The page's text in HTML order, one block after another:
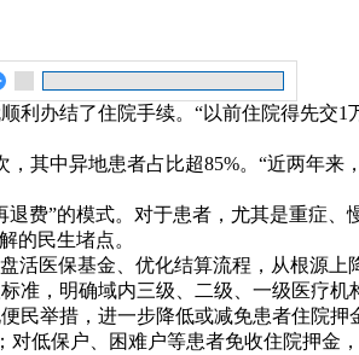
利办结了住院手续。“以前住院得先交
其中异地患者占比超85%。“近两年来
费”的模式。对于患者，尤其是重症
的民生堵点。
活医保基金、优化结算流程，从根源
，明确域内三级、二级、一级医疗机
民举措，进一步降低或减免患者住院
低保户、困难户等患者免收住院押金